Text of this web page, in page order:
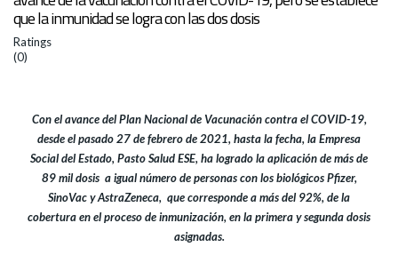
que la inmunidad se logra con las dos dosis
Ratings
(0)
Con el avance del Plan Nacional de Vacunación contra el COVID-19,
desde el pasado 27 de febrero de 2021, hasta la fecha, la Empresa
Social del Estado, Pasto Salud ESE, ha logrado la aplicación de más de
89 mil dosis a igual número de personas con los biológicos Pfizer,
SinoVac y AstraZeneca, que corresponde a más del 92%, de la
cobertura en el proceso de inmunización, en la primera y segunda dosis
asignadas.